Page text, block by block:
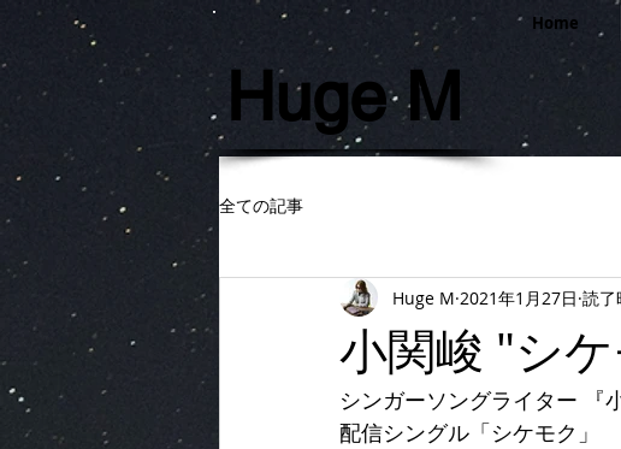
Home
Huge M
全ての記事
小関峻 "シ
Huge M 2021年1月27日 読了
シンガーソングライター 『
配信シングル「シケモク」